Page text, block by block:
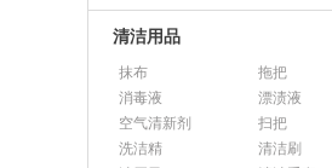
清洁用品
抹布
拖把
消毒液
漂渍液
空气清新剂
扫把
洗洁精
清洁刷